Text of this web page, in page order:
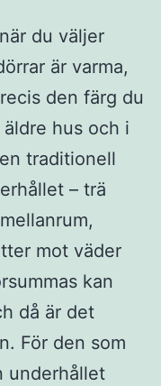
du väljer
är varma,
den färg du
hus och i
traditionell
– trä
mot väder
kan
då är det
För den som
underhållet